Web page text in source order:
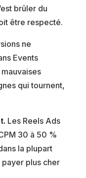
brûler du
être respecté.
ne
Events
qui tournent,
Les Reels Ads
30 à 50 %
la plupart
payer plus cher